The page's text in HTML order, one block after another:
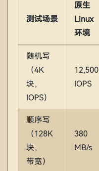
测试场景
原生
Linux
环境
随机写
（4K
块，
IOPS）
12,500
IOPS
顺序写
（128K
块，
带宽）
380
MB/s